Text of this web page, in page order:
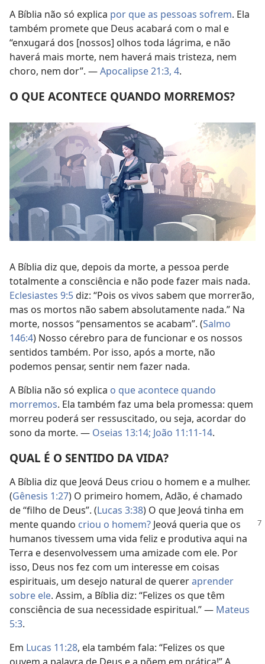
A Bíblia não só explica por que as pessoas sofrem. Ela
também promete que Deus acabará com o mal e
“enxugará dos [nossos] olhos toda lágrima, e não
haverá mais morte, nem haverá mais tristeza, nem
choro, nem dor”. —Apocalipse 21:3, 4.
O QUE ACONTECE QUANDO MORREMOS?
A Bíblia diz que, depois da morte, a pessoa perde
totalmente a consciência e não pode fazer mais nada.
Eclesiastes 9:5diz: “Pois os vivos sabem que morrerão,
mas os mortos não sabem absolutamente nada.” Na
morte, nossos “pensamentos se acabam”. (Salmo
146:4) Nosso cérebro para de funcionar e os nossos
sentidos também. Por isso, após a morte, não
podemos pensar, sentir nem fazer nada.
A Bíblia não só explica o que acontece quando
morremos. Ela também faz uma bela promessa: quem
morreu poderá ser ressuscitado, ou seja, acordar do
sono da morte. — Oseias 13:14; João 11:11-14.
QUAL É O SENTIDO DA VIDA?
A Bíblia diz que Jeová Deus criou o homem e a mulher.
(Gênesis 1:27) O primeiro homem, Adão, é chamado
de “filho de Deus”. (Lucas 3:38) O que Jeová tinha em
mente quando criou o homem? Jeová queria que os
humanos tivessem uma vida feliz e produtiva aqui na
Terra e desenvolvessem uma amizade com ele. Por
isso, Deus nos fez com um interesse em coisas
espirituais, um desejo natural de quereraprender
sobre ele. Assim, a Bíblia diz: “Felizes os que têm
consciência de sua necessidade espiritual.” — Mateus
5:3.
Em Lucas 11:28, ela também fala: “Felizes os que